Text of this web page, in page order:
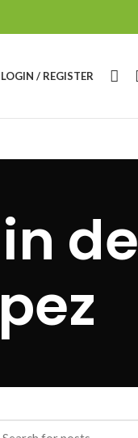
LOGIN / REGISTER
de